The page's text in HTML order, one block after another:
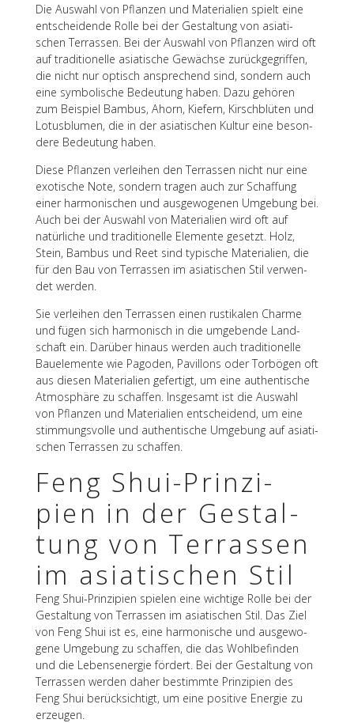
Die Auswahl von Pflan­zen und Mate­ria­lien spielt eine
entschei­dende Rolle bei der Gestal­tung von asia­ti­
schen Terras­sen. Bei der Auswahl von Pflan­zen wird oft
auf tradi­tio­nelle asia­ti­sche Gewächse zurück­ge­grif­fen,
die nicht nur optisch anspre­chend sind, sondern auch
eine symbo­li­sche Bedeu­tung haben. Dazu gehö­ren
zum Beispiel Bambus, Ahorn, Kiefern, Kirsch­blü­ten und
Lotus­blu­men, die in der asia­ti­schen Kultur eine beson­
dere Bedeu­tung haben.
Diese Pflan­zen verlei­hen den Terras­sen nicht nur eine
exoti­sche Note, sondern tragen auch zur Schaf­fung
einer harmo­ni­schen und ausge­wo­ge­nen Umge­bung bei.
Auch bei der Auswahl von Mate­ria­lien wird oft auf
natür­li­che und tradi­tio­nelle Elemente gesetzt. Holz,
Stein, Bambus und Reet sind typi­sche Mate­ria­lien, die
für den Bau von Terras­sen im asia­ti­schen Stil verwen­
det werden.
Sie verlei­hen den Terras­sen einen rusti­ka­len Charme
und fügen sich harmo­nisch in die umge­bende Land­
schaft ein. Darüber hinaus werden auch tradi­tio­nelle
Bauele­mente wie Pago­den, Pavil­lons oder Torbö­gen oft
aus diesen Mate­ria­lien gefer­tigt, um eine authen­ti­sche
Atmo­sphäre zu schaf­fen. Insge­samt ist die Auswahl
von Pflan­zen und Mate­ria­lien entschei­dend, um eine
stim­mungs­volle und authen­ti­sche Umge­bung auf asia­ti­
schen Terras­sen zu schaffen.
Feng Shui-Prin­zi­
pien in der Gestal­
tung von Terras­sen
im asia­ti­schen Stil
Feng Shui-Prin­zi­pien spie­len eine wich­tige Rolle bei der
Gestal­tung von Terras­sen im asia­ti­schen Stil. Das Ziel
von Feng Shui ist es, eine harmo­ni­sche und ausge­wo­
gene Umge­bung zu schaf­fen, die das Wohl­be­fin­den
und die Lebens­en­er­gie fördert. Bei der Gestal­tung von
Terras­sen werden daher bestimmte Prin­zi­pien des
Feng Shui berück­sich­tigt, um eine posi­tive Ener­gie zu
erzeugen.